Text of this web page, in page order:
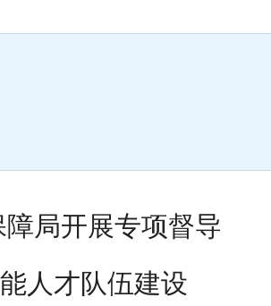
局开展专项督导
人才队伍建设